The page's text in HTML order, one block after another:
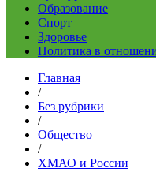
Образование
Спорт
Здоровье
Политика в
Главная
/
Без рубрики
/
Общество
/
ХМАО и России